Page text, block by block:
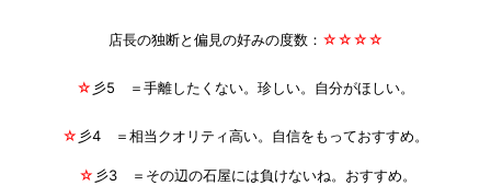
店長の独断と偏見の好みの度数： ☆☆☆☆
☆ 彡5 ＝手離したくない。珍しい。自分がほしい。
☆ 彡4 ＝相当クオリティ高い。自信をもっておすすめ。
☆ 彡3 ＝その辺の石屋には負けないね。おすすめ。